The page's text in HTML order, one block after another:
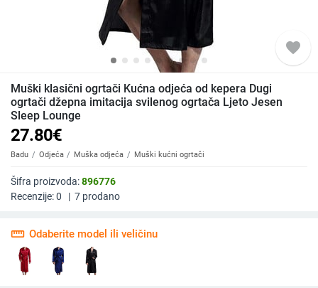
favorite
Muški klasični ogrtači Kućna odjeća od kepera Dugi
ogrtači džepna imitacija svilenog ogrtača Ljeto Jesen
Sleep Lounge
27.80€
Badu Odjeća Muška odjeća Muški kućni ogrtači
Šifra proizvoda:896776
Recenzije:0 | 7 prodano
straighten Odaberite model ili veličinu